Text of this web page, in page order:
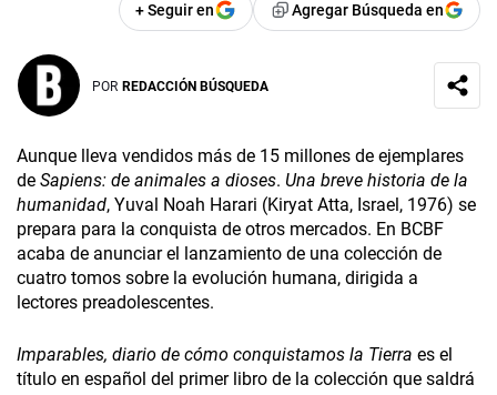
+ Seguir en Agregar Búsqueda en
POR REDACCIÓN BÚSQUEDA
Aunque lleva vendidos más de 15 millones de ejemplares
de Sapiens: de animales a dioses. Una breve historia de la
humanidad, Yuval Noah Harari (Kiryat Atta, Israel, 1976) se
prepara para la conquista de otros mercados. En BCBF
acaba de anunciar el lanzamiento de una colección de
cuatro tomos sobre la evolución humana, dirigida a
lectores preadolescentes.
Imparables, diario de cómo conquistamos la Tierra es el
título en español del primer libro de la colección que saldrá